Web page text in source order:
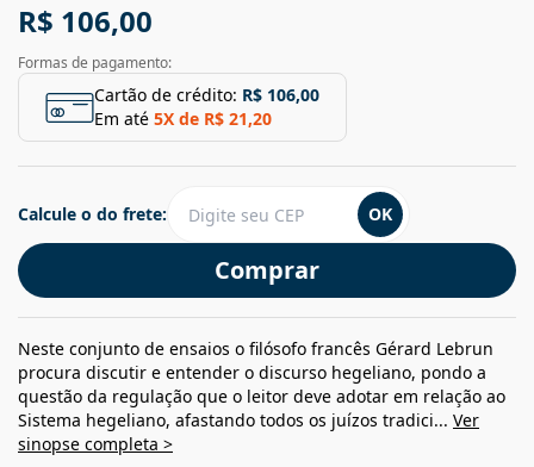
R$ 106,00
Formas de pagamento:
Cartão de crédito: R$ 106,00
Em até 5X de R$ 21,20
Comprar
Calcule o do frete: OK
Neste conjunto de ensaios o filósofo francês Gérard Lebrun
procura discutir e entender o discurso hegeliano, pondo a
questão da regulação que o leitor deve adotar em relação ao
Sistema hegeliano, afastando todos os juízos tradici... Ver
sinopse completa >